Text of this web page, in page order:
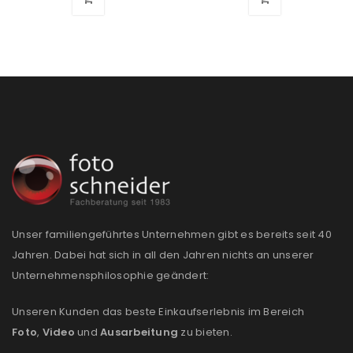
ANMELDEN
PASSWORT VERGESSEN?
REGISTRIEREN
E-Mail-Adresse
Unser familiengeführtes Unternehmen gibt es bereits seit 40
Jahren. Dabei hat sich in all den Jahren nichts an unserer
Unternehmensphilosophie geändert:
Unseren Kunden das beste Einkaufserlebnis im Bereich
Foto, Video und Ausarbeitung zu bieten.